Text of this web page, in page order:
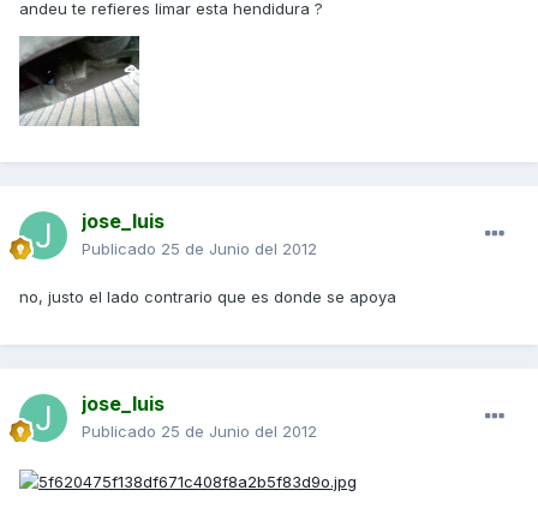
andeu te refieres limar esta hendidura ?
jose_luis
Publicado 25 de Junio del 2012
no, justo el lado contrario que es donde se apoya
jose_luis
Publicado 25 de Junio del 2012